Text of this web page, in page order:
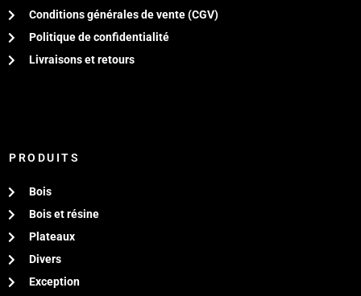
Conditions générales de vente (CGV)
Politique de confidentialité
Livraisons et retours
PRODUITS
Bois
Bois et résine
Plateaux
Divers
Exception